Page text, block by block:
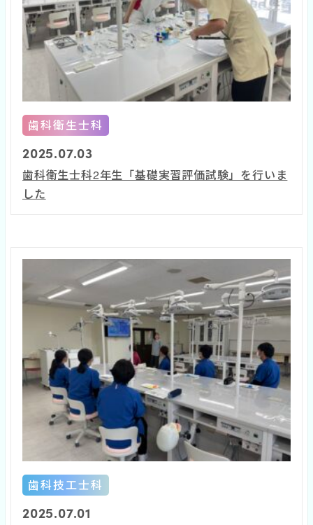
歯科衛生士科
2025.07.03
歯科衛生士科2年生「基礎実習評価試験」を行いま
した
歯科技工士科
2025.07.01